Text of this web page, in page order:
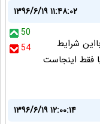
۱۳۹۶/۶/۱۹ ۱۱:۴۸:۰۲
50
54
شرایط
فقط اینجاست
۱۳۹۶/۶/۱۹ ۱۲:۰۰:۱۴